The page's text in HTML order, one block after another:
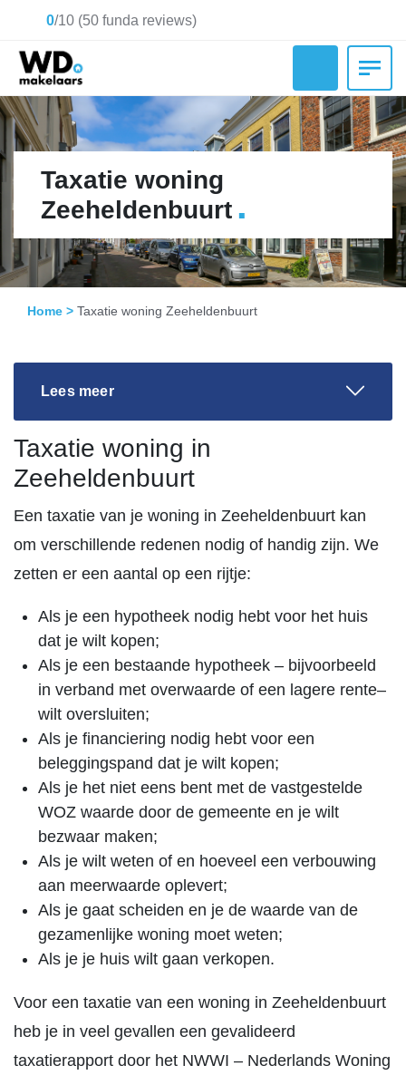
0/10 (50 funda reviews)
Taxatie woning
Zeeheldenbuurt .
Home > Taxatie woning Zeeheldenbuurt
Lees meer
Taxatie woning in
Zeeheldenbuurt
Een taxatie van je woning in Zeeheldenbuurt kan
om verschillende redenen nodig of handig zijn. We
zetten er een aantal op een rijtje:
Als je een hypotheek nodig hebt voor het huis
dat je wilt kopen;
Als je een bestaande hypotheek – bijvoorbeeld
in verband met overwaarde of een lagere rente–
wilt oversluiten;
Als je financiering nodig hebt voor een
beleggingspand dat je wilt kopen;
Als je het niet eens bent met de vastgestelde
WOZ waarde door de gemeente en je wilt
bezwaar maken;
Als je wilt weten of en hoeveel een verbouwing
aan meerwaarde oplevert;
Als je gaat scheiden en je de waarde van de
gezamenlijke woning moet weten;
Als je je huis wilt gaan verkopen.
Voor een taxatie van een woning in Zeeheldenbuurt
heb je in veel gevallen een gevalideerd
taxatierapport door het NWWI – Nederlands Woning